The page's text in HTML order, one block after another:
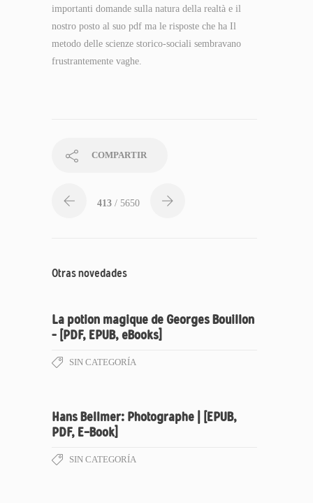
importanti domande sulla natura della realtà e il
nostro posto al suo pdf ma le risposte che ha Il
metodo delle scienze storico-sociali sembravano
frustrantemente vaghe.
COMPARTIR
413 / 5650
Otras novedades
La potion magique de Georges Bouillon
– [PDF, EPUB, eBooks]
SIN CATEGORÍA
Hans Bellmer: Photographe | [EPUB,
PDF, E-Book]
SIN CATEGORÍA